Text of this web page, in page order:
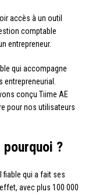
accès à un outil
comptable
entrepreneur.
qui accompagne
entrepreneurial.
conçu Tiime AE
pour nos utilisateurs
?
fiable qui a fait ses
avec plus 100 000